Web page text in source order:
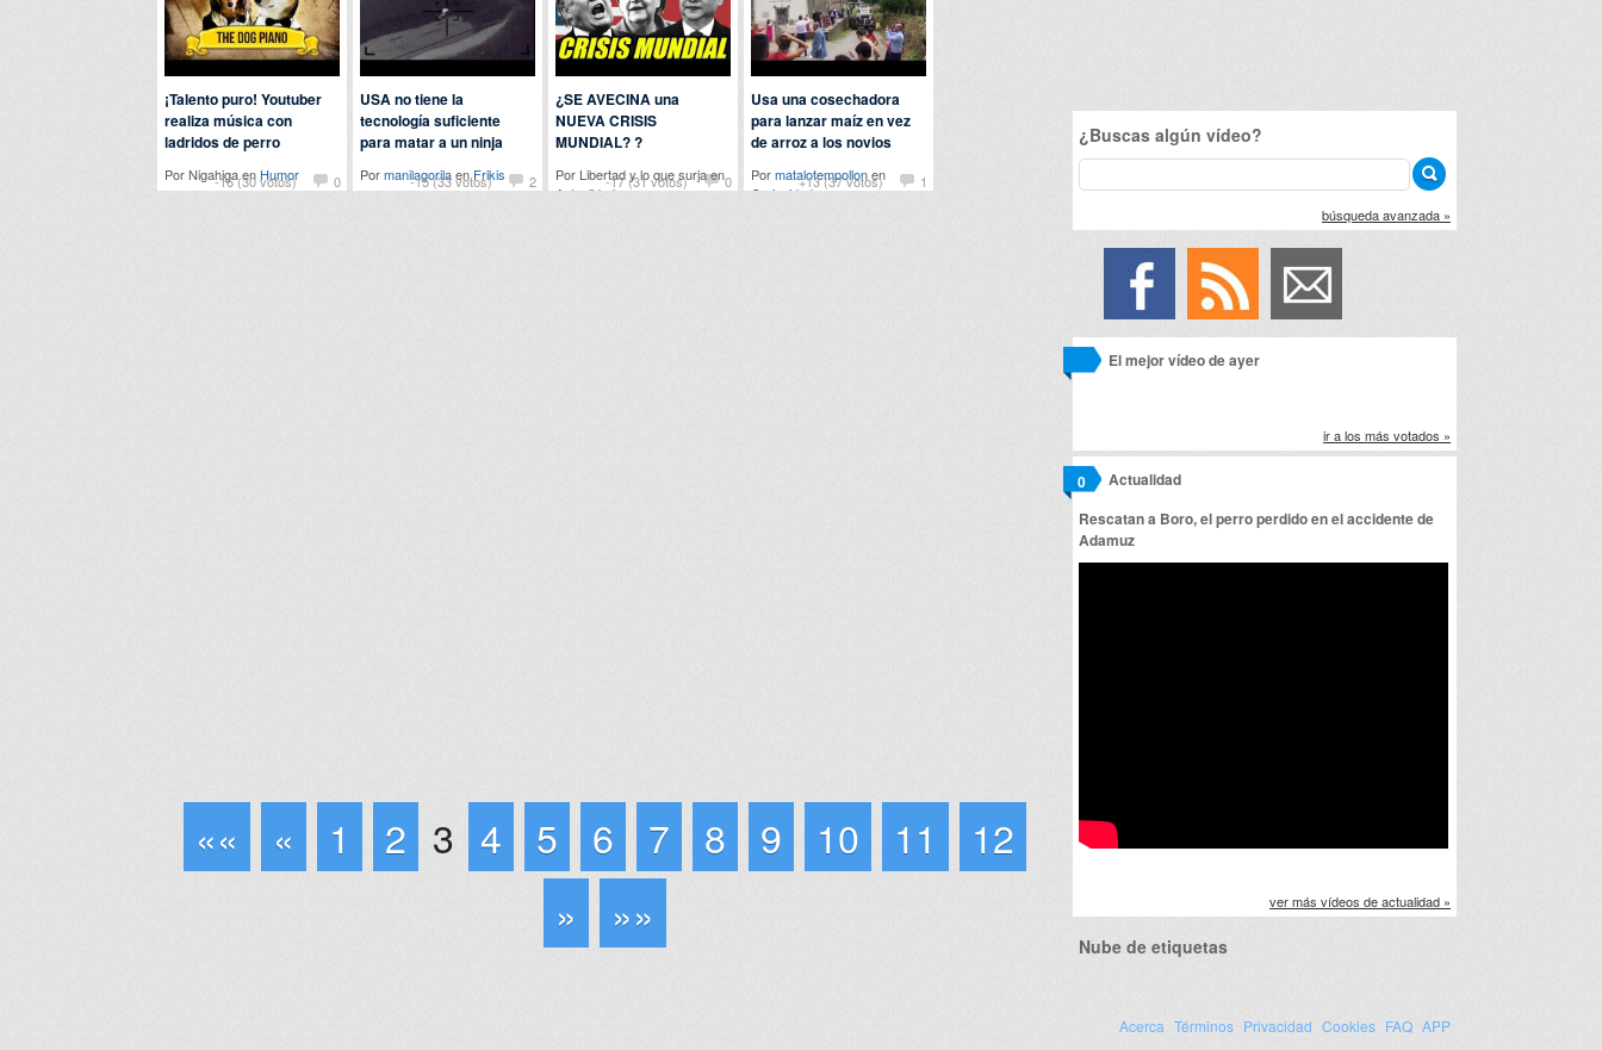
-16 (30 votos) 0
¡Talento puro! Youtuber
realiza música con
ladridos de perro
Por Nigahiga en Humor -15 (33 votos) 2
USA no tiene la
tecnología suficiente
para matar a un ninja
PormanilagorilaenFrikis -17 (31 votos) 0
¿SE AVECINA una
NUEVA CRISIS
MUNDIAL? ?
Por Libertad y lo que surja en
Actualidad
+13 (37 votos) 1
Usa una cosechadora
para lanzar maíz en vez
de arroz a los novios
Pormatalotempollonen
Curiosidades
«« « 1 2 3 4 5 6 7 8 9 10 11
12
»
»»
¿Buscas algún vídeo?
búsqueda avanzada »
El mejor vídeo de ayer
ir a los más votados »
Actualidad
0
Rescatan a Boro, el perro perdido en el accidente de
Adamuz
ver más vídeos de actualidad »
Nube de etiquetas
Acerca Términos Privacidad Cookies FAQ APP